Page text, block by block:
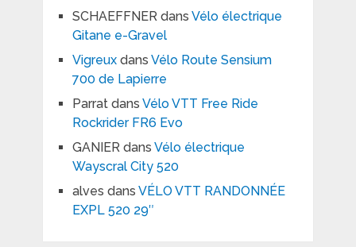
SCHAEFFNERdans Vélo électrique
Gitane e-Gravel
Vigreuxdans Vélo Route Sensium
700 de Lapierre
Parratdans Vélo VTT Free Ride
Rockrider FR6 Evo
GANIERdans Vélo électrique
Wayscral City 520
alves dans VÉLO VTT RANDONNÉE
EXPL 520 29″